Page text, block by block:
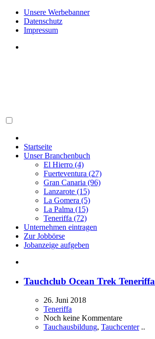
Unsere Werbebanner
Datenschutz
Impressum
Startseite
Unser Branchenbuch
El Hierro (4)
Fuerteventura (27)
Gran Canaria (96)
Lanzarote (15)
La Gomera (5)
La Palma (15)
Teneriffa (72)
Unternehmen eintragen
Zur Jobbörse
Jobanzeige aufgeben
Tauchclub Ocean Trek Teneriffa
26. Juni 2018
Teneriffa
Noch keine Kommentare
Tauchausbildung, Tauchcenter..